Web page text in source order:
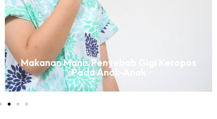
Makanan Manis Penyebab Gigi Keropos
Pada Anak-Anak